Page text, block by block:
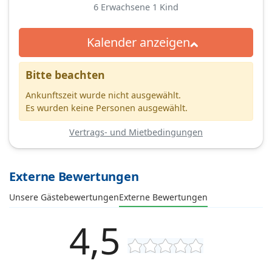
6 Erwachsene 1 Kind
Kalender anzeigen
Bitte beachten
Ankunftszeit wurde nicht ausgewählt.
Es wurden keine Personen ausgewählt.
Vertrags- und Mietbedingungen
Externe Bewertungen
Unsere GästebewertungenExterne Bewertungen
4,5